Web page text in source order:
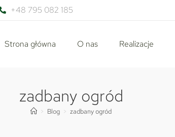
+48 795 082 185
Strona główna O nas Realizacje
zadbany ogród
> Blog > zadbany ogród